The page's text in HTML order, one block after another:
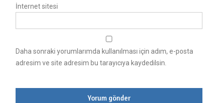
İnternet sitesi
Daha sonraki yorumlarımda kullanılması için adım, e-posta
adresim ve site adresim bu tarayıcıya kaydedilsin.